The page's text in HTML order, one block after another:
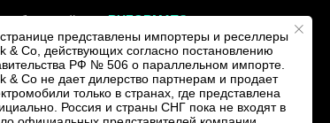
представлены импортеры и реселлеры
& Co, действующих согласно постановлению
РФ № 506 о параллельном импорте.
& Co не дает дилерство партнерам и продает
только в странах, где представлена
Россия и страны СНГ пока не входят в
сайта — RUFORMAT®